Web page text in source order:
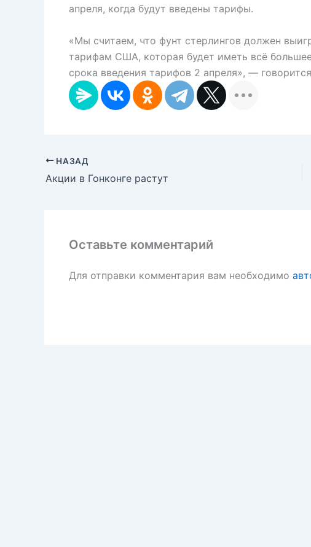
апреля, когда будут введены тарифы.
«Мы считаем, что фунт стерлингов должен
тарифам США, которая будет иметь всё
срока введения тарифов 2 апреля», —
НАЗАД
Акции в Гонконге растут
Оставьте комментарий
Для отправки комментария вам необходимо